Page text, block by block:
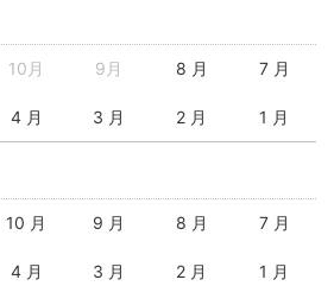
10月 9月 8 月 7 月
4 月 3 月 2 月 1 月
10 月 9 月 8 月 7 月
4 月 3 月 2 月 1 月